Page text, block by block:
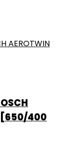
[650/400